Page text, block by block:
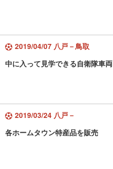
2019/04/07 八戸－鳥取
中に入って見学できる自衛隊車両
2019/03/24 八戸－
各ホームタウン特産品を販売